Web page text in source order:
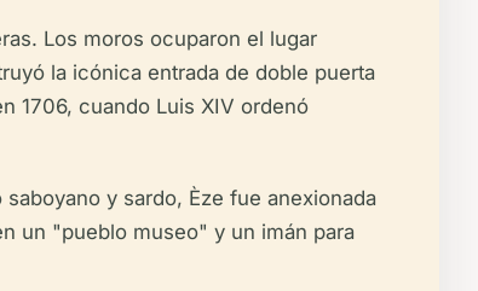
Los moros ocuparon el lugar
la icónica entrada de doble puerta
1706, cuando Luis XIV ordenó
y sardo, Èze fue anexionada
un "pueblo museo" y un imán para